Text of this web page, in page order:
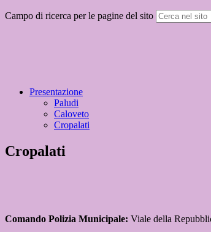
Campo di ricerca per le pagine del sito
Presentazione
Paludi
Caloveto
Cropalati
Cropalati
Comando Polizia Municipale: Viale della